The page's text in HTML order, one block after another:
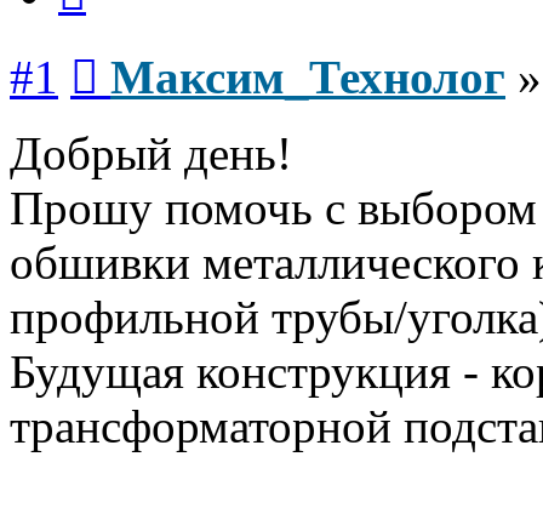
#1 Максим_Технолог
Добрый день!
Прошу помочь с выбором
обшивки металлического
профильной трубы/
Будущая конструкция -
трансформаторной